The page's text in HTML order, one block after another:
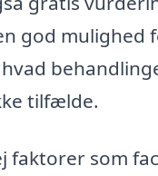
god mulighed
tilfælde.
faktorer som